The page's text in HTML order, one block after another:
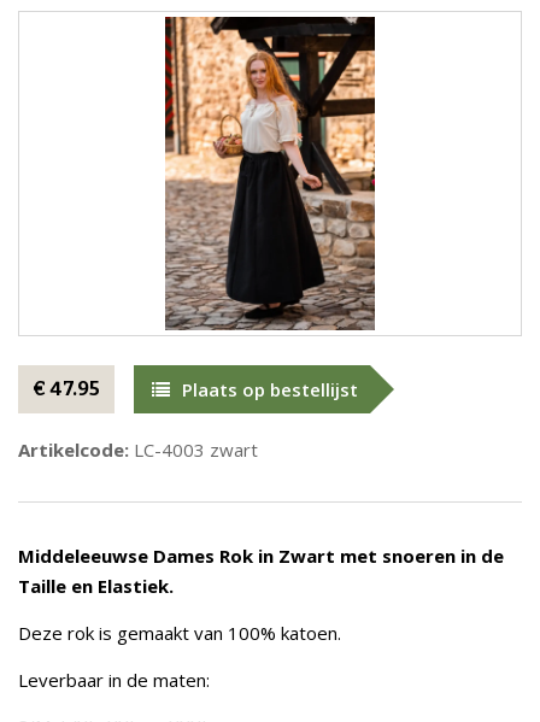
€ 47.95 Plaats op bestellijst
Artikelcode: LC-4003 zwart
Middeleeuwse Dames Rok in Zwart met snoeren in de
Taille en Elastiek.
Deze rok is gemaakt van 100% katoen.
Leverbaar in de maten: